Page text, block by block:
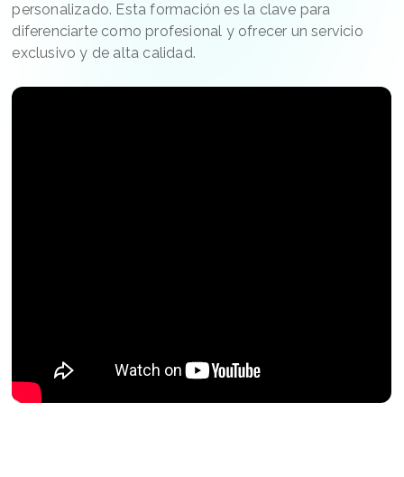
personalizado. Esta formación es la clave para
diferenciarte como profesional y ofrecer un servicio
exclusivo y de alta calidad.